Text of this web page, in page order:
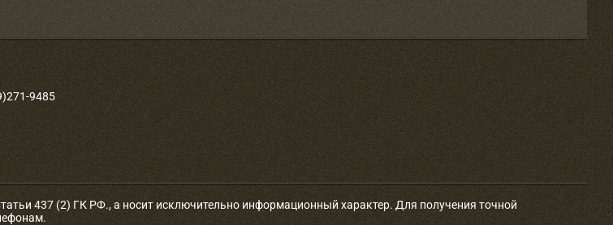
9485
437 (2) ГК РФ., а носит исключительно информационный характер. Для получения точной